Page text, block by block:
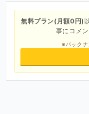
無料プラン(月額0円)
事にコメ
※バックナ